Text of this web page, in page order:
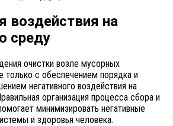
воздействия на
среду
очистки возле мусорных
только с обеспечением порядка и
негативного воздействия на
организация процесса сбора и
минимизировать негативные
и здоровья человека.